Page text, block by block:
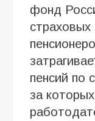
фонд
пенсий по
за